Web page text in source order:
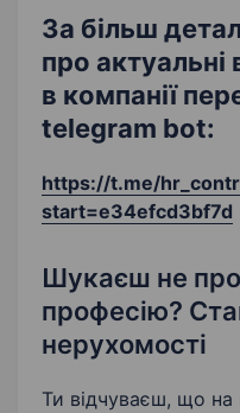
За більш
про актуальні
в компанії
telegram bot:
https://t.me/
start=e34efcd3bf7d
Шукаєш не
професію?
нерухомості
Ти відчуваєш, що на